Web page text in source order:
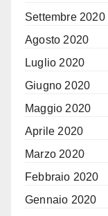
Settembre 2020
Agosto 2020
Luglio 2020
Giugno 2020
Maggio 2020
Aprile 2020
Marzo 2020
Febbraio 2020
Gennaio 2020